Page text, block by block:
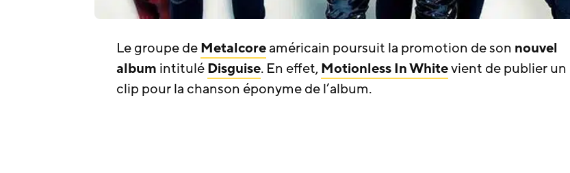
Le groupe deMetalcoreaméricain poursuit la promotion de son nouvel
album intituléDisguise. En effet,Motionless In Whitevient de publier un
clip pour la chanson éponyme de l’album.